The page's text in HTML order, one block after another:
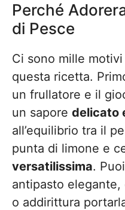
Perché
di Pesce
Ci sono mille
questa ricetta.
un frullatore e il
un sapore delicato
all’equilibrio tra il
punta di limone e
versatilissima.
antipasto
o addirittura